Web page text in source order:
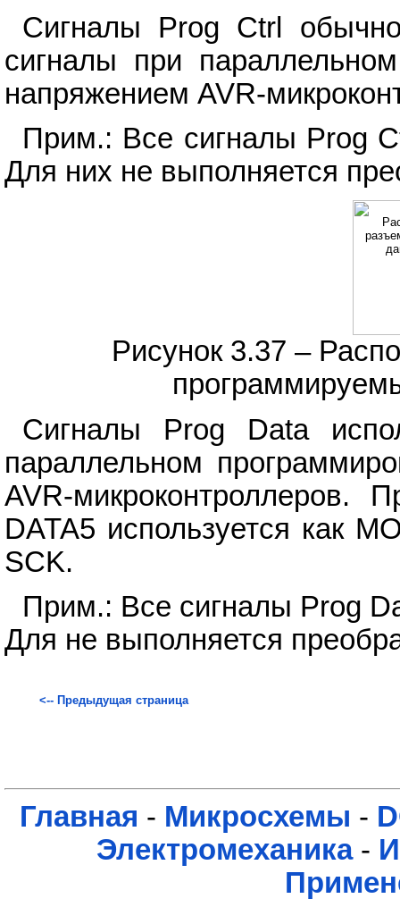
Сигналы Prog Ctrl
сигналы при
напряжением AVR-
Прим.: Все сигналы Prog
Для них не выполняется
Рисунок 3.37 –
Сигналы Prog Data
параллельном
AVR-микроконтроллеров.
DATA5 используется как
SCK.
Прим.: Все сигналы Prog
Для не выполняется
<-- Предыдущая страница
Главная - Микросхемы -
Электромеханика-